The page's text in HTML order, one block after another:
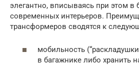
элегантно, вписываясь при этом в
современных интерьеров.
трансформеров сводятся к
мобильность
в багажнике либо хранить